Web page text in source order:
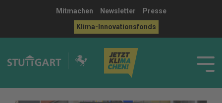
Mitmachen Newsletter
Presse
Klima-Innovationsfonds